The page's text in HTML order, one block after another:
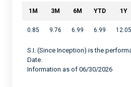
1M 3M 6M YTD 1Y
0.85 9.76 6.99 6.99 12.05
S.I. (Since Inception) is the
Date.
Information as of 06/30/2026